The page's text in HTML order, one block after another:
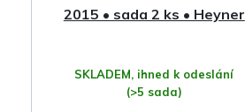
2015 • sada 2 ks • Heyner
SKLADEM, ihned k odeslání
(>5 sada)